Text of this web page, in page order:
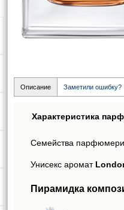
Описание Заметили ошибку?
Характеристика
Семейства
Унисекс аромат
Пирамидка